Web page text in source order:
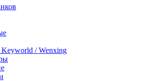
/ Wenxing